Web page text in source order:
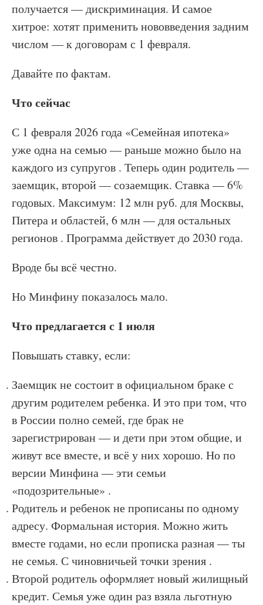
получается — дискриминация. И самое
хитрое: хотят применить нововведения задним
числом — к договорам с 1 февраля.
Давайте по фактам.
Что сейчас
С 1 февраля 2026 года «Семейная ипотека»
уже одна на семью — раньше можно было на
каждого из супругов . Теперь один родитель —
заемщик, второй — созаемщик. Ставка — 6%
годовых. Максимум: 12 млн руб. для Москвы,
Питера и областей, 6 млн — для остальных
регионов . Программа действует до 2030 года.
Вроде бы всё честно.
Но Минфину показалось мало.
Что предлагается с 1 июля
Повышать ставку, если:
Заемщик не состоит в официальном браке с
другим родителем ребенка. И это при том, что
в России полно семей, где брак не
зарегистрирован — и дети при этом общие, и
живут все вместе, и всё у них хорошо. Но по
версии Минфина — эти семьи
«подозрительные» .
Родитель и ребенок не прописаны по одному
адресу. Формальная история. Можно жить
вместе годами, но если прописка разная — ты
не семья. С чиновничьей точки зрения .
Второй родитель оформляет новый жилищный
кредит. Семья уже один раз взяла льготную